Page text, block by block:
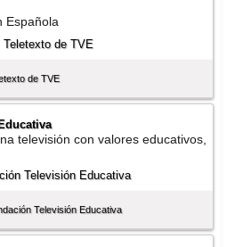
Española
de TVE
televisión con valores educativos,
Televisión Educativa